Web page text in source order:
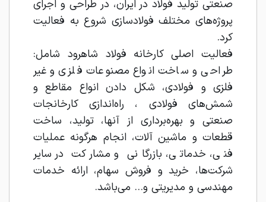
صنعتی تولید فولاد در ایران، در طراحی و اجرای
پروژه‌های مختلف فولادسازی شروع به فعالیت
کرد.
فعالیت اصلی کارخانه فولاد شاهرود شامل:
طراحی و ساخت انواع مصنوعات فلزی و غیر
فلزی و فولادی، شکل دادن انواع مقاطع و
شمش‌های فولادی ، راه‌اندازی کارخانجات
صنعتی و بهره‌برداری از آنها، تولید، ساخت
قطعات و ماشین آلات، انجام هرگونه عملیات
فنی، خدماتی، بازرگانی و مشارکت در سایر
شرکت‌ها، خرید و فروش سهام، ارائه خدمات
مهندسی و مدیریتی و... می‌باشد.